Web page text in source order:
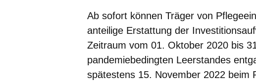
Ab sofort können Träger von
anteilige Erstattung der
Zeitraum vom 01. Oktober 2020 bis
pandemiebedingten Leerstandes
spätestens 15. November 2022 beim